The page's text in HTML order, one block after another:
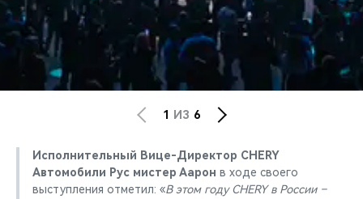
1 ИЗ 6
Исполнительный Вице-Директор CHERY
Автомобили Рус мистер Аарон в ходе своего
выступления отметил: «В этом году CHERY в России –